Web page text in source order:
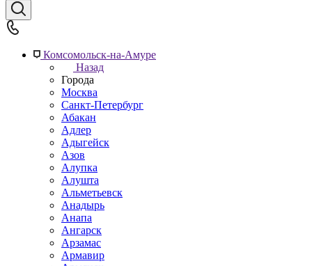
Комсомольск-на-Амуре
Назад
Города
Москва
Санкт-Петербург
Абакан
Адлер
Адыгейск
Азов
Алупка
Алушта
Альметьевск
Анадырь
Анапа
Ангарск
Арзамас
Армавир